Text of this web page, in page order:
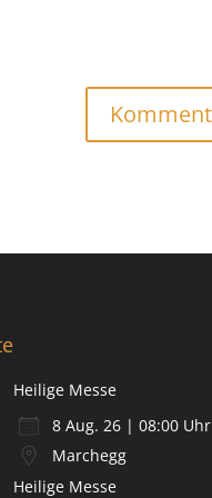
Heilige Messe
8 Aug. 26 | 08:00 Uhr
Marchegg
Heilige Messe